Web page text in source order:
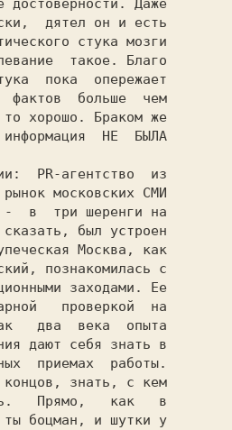
достоверности. Даже
дятел он и есть
стука мозги
такое. Благо
пока  опережает
фактов  больше  чем
хорошо. Браком же
НЕ  БЫЛА
московских СМИ
в  три шеренги на
был устроен
Москва, как
познакомилась с
заходами. Ее
проверкой  на
два  века  опыта
дают себя знать в
приемах  работы.
знать, с кем
боцман, и шутки у